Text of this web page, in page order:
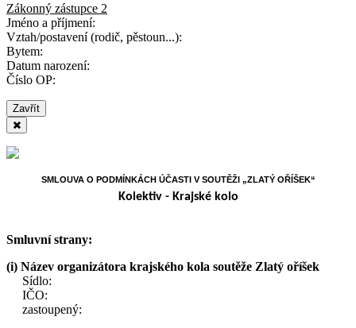
Zákonný zástupce 2
Jméno a příjmení:
Vztah/postavení (rodič, pěstoun...):
Bytem:
Datum narození:
Číslo OP:
Zavřít
SMLOUVA O PODMÍNKÁCH ÚČASTI V SOUTĚŽI „ZLATÝ OŘÍŠEK“
Kolektiv - Krajské kolo
Smluvní strany:
(i) Název organizátora krajského kola soutěže Zlatý oříšek
Sídlo:
IČO:
zastoupený: